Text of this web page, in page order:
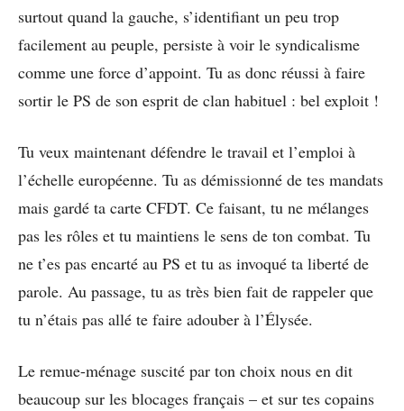
surtout quand la gauche, s’identifiant un peu trop
facilement au peuple, persiste à voir le syndicalisme
comme une force d’appoint. Tu as donc réussi à faire
sortir le PS de son esprit de clan habituel : bel exploit !
Tu veux maintenant défendre le travail et l’emploi à
l’échelle européenne. Tu as démissionné de tes mandats
mais gardé ta carte CFDT. Ce faisant, tu ne mélanges
pas les rôles et tu maintiens le sens de ton combat. Tu
ne t’es pas encarté au PS et tu as invoqué ta liberté de
parole. Au passage, tu as très bien fait de rappeler que
tu n’étais pas allé te faire adouber à l’Élysée.
Le remue-ménage suscité par ton choix nous en dit
beaucoup sur les blocages français – et sur tes copains